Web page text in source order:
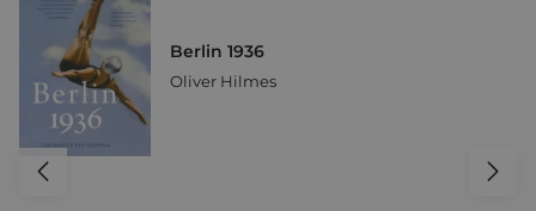
Berlin 1936
Oliver Hilmes